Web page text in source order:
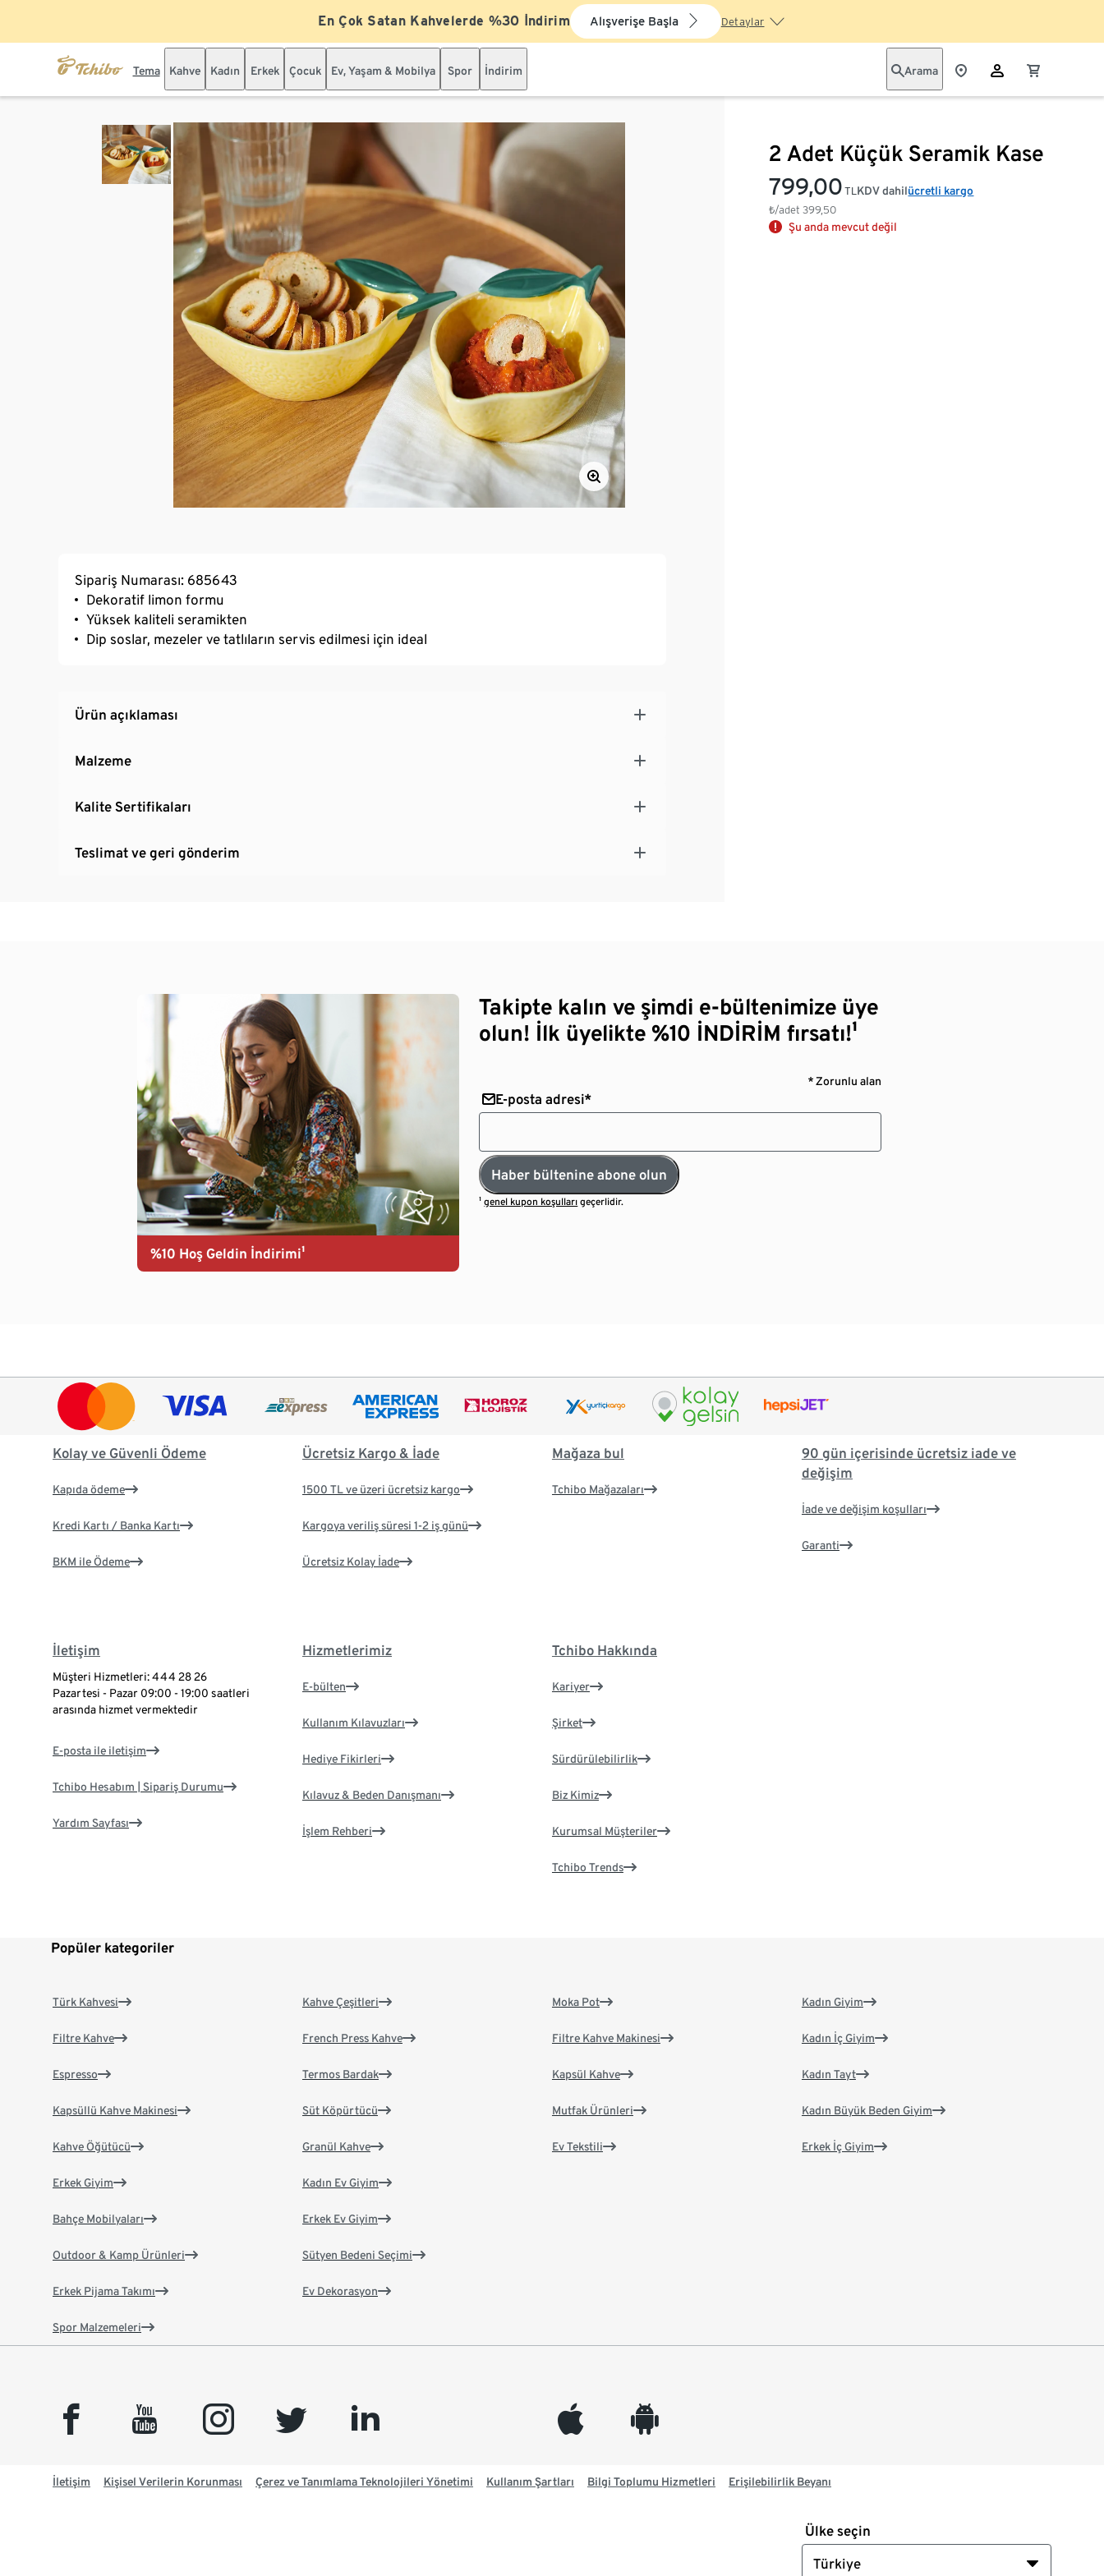
En Çok Satan Kahvelerde %30 İndirim Alışverişe Başla Detaylar
Tema Kahve Kadın Erkek Çocuk Ev, Yaşam & Mobilya Spor İndirim Arama
2 Adet Küçük Seramik Kase
799,00 TL
₺/adet399,50
KDV dahilücretli kargo
Şu anda mevcut değil
Sipariş Numarası: 685643
Dekoratif limon formu
Yüksek kaliteli seramikten
Dip soslar, mezeler ve tatlıların servis edilmesi için ideal
Ürün açıklaması
Malzeme
Kalite Sertifikaları
Teslimat ve geri gönderim
%10 Hoş Geldin İndirimi¹
Takipte kalın ve şimdi e-bültenimize üye
olun! İlk üyelikte %10 İNDİRİM fırsatı!¹
* Zorunlu alan
E-posta adresi*
Haber bültenine abone olun
¹genel kupon koşulları geçerlidir.
Kolay ve Güvenli Ödeme
Kapıda ödeme
Kredi Kartı / Banka Kartı
BKM ile Ödeme
Ücretsiz Kargo & İade
1500 TL ve üzeri ücretsiz kargo
Kargoya veriliş süresi 1-2 iş günü
Ücretsiz Kolay İade
Mağaza bul
Tchibo Mağazaları
90 gün içerisinde ücretsiz iade ve
değişim
İade ve değişim koşulları
Garanti
İletişim
Müşteri Hizmetleri: 444 28 26
Pazartesi - Pazar 09:00 - 19:00 saatleri
arasında hizmet vermektedir
E-posta ile iletişim
Tchibo Hesabım | Sipariş Durumu
Yardım Sayfası
Hizmetlerimiz
E-bülten
Kullanım Kılavuzları
Hediye Fikirleri
Kılavuz & Beden Danışmanı
İşlem Rehberi
Tchibo Hakkında
Kariyer
Şirket
Sürdürülebilirlik
Biz Kimiz
Kurumsal Müşteriler
Tchibo Trends
Popüler kategoriler
Türk Kahvesi
Filtre Kahve
Espresso
Kapsüllü Kahve Makinesi
Kahve Öğütücü
Kahve Çeşitleri
French Press Kahve
Termos Bardak
Süt Köpürtücü
Granül Kahve
Moka Pot
Filtre Kahve Makinesi
Kapsül Kahve
Mutfak Ürünleri
Ev Tekstili
Kadın Giyim
Kadın İç Giyim
Kadın Tayt
Kadın Büyük Beden Giyim
Erkek İç Giyim
Erkek Giyim
Bahçe Mobilyaları
Outdoor & Kamp Ürünleri
Erkek Pijama Takımı
Spor Malzemeleri
Kadın Ev Giyim
Erkek Ev Giyim
Sütyen Bedeni Seçimi
Ev Dekorasyon
facebook youtube instagram twitter linkedin appleinc android
İletişim Kişisel Verilerin Korunması Çerez ve Tanımlama Teknolojileri Yönetimi Kullanım Şartları Bilgi Toplumu Hizmetleri Erişilebilirlik Beyanı
Ülke seçin
Türkiye